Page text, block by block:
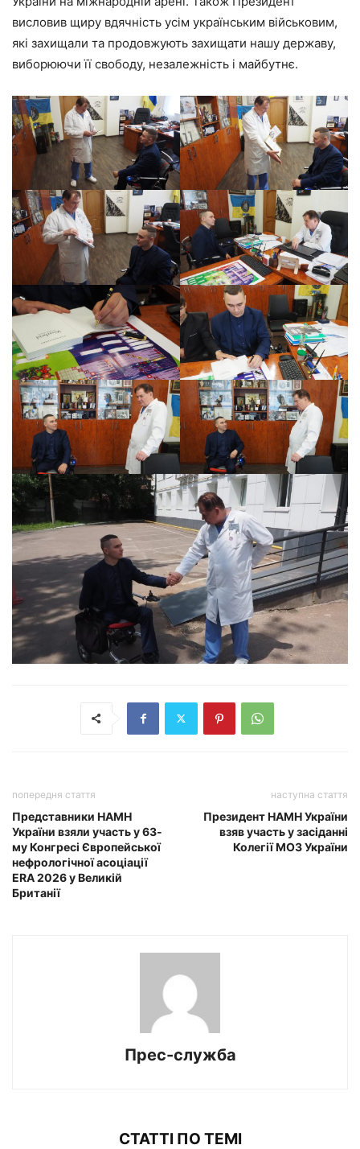
висловив щиру вдячність усім українським військовим,
які захищали та продовжують захищати нашу державу,
виборюючи її свободу, незалежність і майбутнє.
попередня стаття
Представники НАМН
України взяли участь у 63-
му Конгресі Європейської
нефрологічної асоціації
ERA 2026 у Великій
Британії
наступна стаття
Президент НАМН України
взяв участь у засіданні
Колегії МОЗ України
Прес-служба
СТАТТІ ПО ТЕМІ